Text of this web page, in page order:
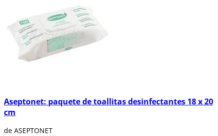
Aseptonet: paquete de toallitas desinfectantes 18 x 20
cm
de ASEPTONET